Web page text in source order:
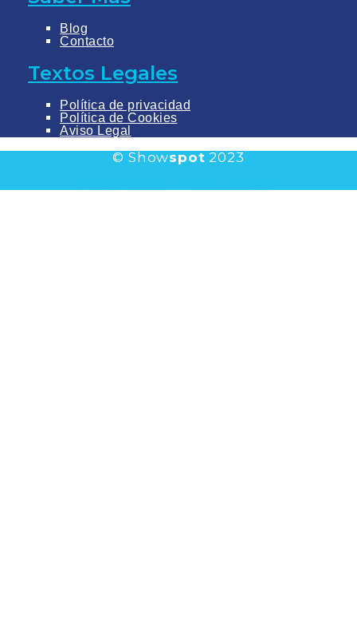
Blog
Contacto
Textos Legales
Política de privacidad
Política de Cookies
Aviso Legal
© Showspot 2023